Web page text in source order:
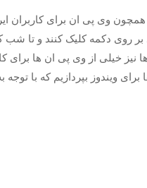
همچون وی پی ان برای
بر روی دکمه کلیک کنند و تا شب
نیز خیلی از وی پی ان ها برای
ویندوز بپردازیم که با